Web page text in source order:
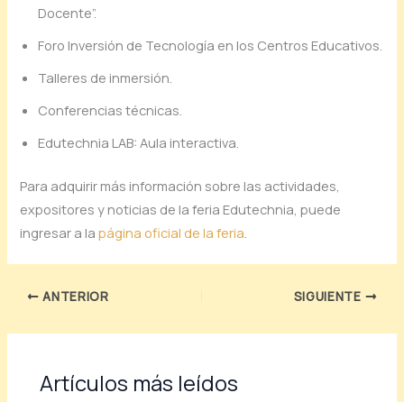
Docente”.
Foro Inversión de Tecnología en los Centros Educativos.
Talleres de inmersión.
Conferencias técnicas.
Edutechnia LAB: Aula interactiva.
Para adquirir más información sobre las actividades,
expositores y noticias de la feria Edutechnia, puede
ingresar a lapágina oficial de la feria.
ANTERIOR SIGUIENTE
Artículos más leídos